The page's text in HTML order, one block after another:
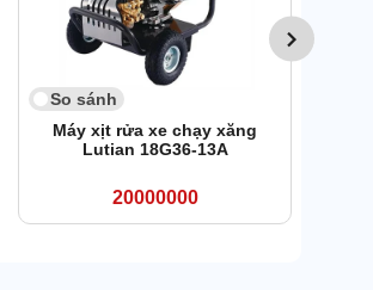
So sánh
Máy xịt rửa xe chạy xăng
Lutian 18G36-13A
20000000